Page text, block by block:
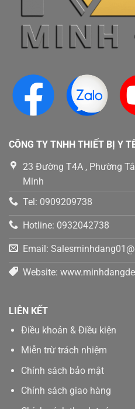
CÔNG TY TNHH THIẾT BỊ Y
23 Đường T4A , Phường
Minh
Tel: 0909209738
Hotline: 0932042738
Email:
Website:
LIÊN KẾT
Điều khoản & Điều kiện
Miễn trừ trách nhiệm
Chính sách bảo mật
Chính sách giao hàng